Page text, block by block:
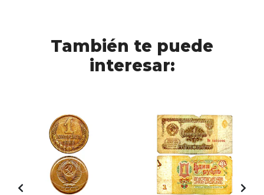
También te puede
interesar: